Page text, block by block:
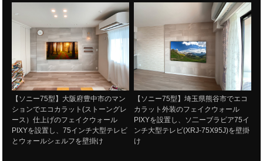
【ソニー75型】大阪府豊中市のマン
ションでエコカラット(ストーングレ
ース）仕上げのフェイクウォール
PIXYを設置し、75インチ大型テレビ
とウォールシェルフを壁掛け
【ソニー75型】埼玉県熊谷市でエコ
カラット外装のフェイクウォール
PIXYを設置し、ソ二ーブラビア75イ
ンチ大型テレビ(XRJ-75X95J)を壁掛
け